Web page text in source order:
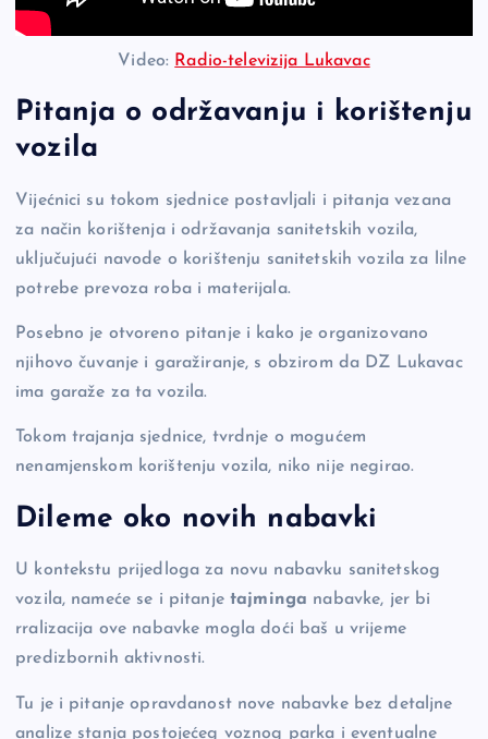
Video: Radio-televizija Lukavac
Pitanja o održavanju i korištenju
vozila
Vijećnici su tokom sjednice postavljali i pitanja vezana
za način korištenja i održavanja sanitetskih vozila,
uključujući navode o korištenju sanitetskih vozila za lilne
potrebe prevoza roba i materijala.
Posebno je otvoreno pitanje i kako je organizovano
njihovo čuvanje i garažiranje, s obzirom da DZ Lukavac
ima garaže za ta vozila.
Tokom trajanja sjednice, tvrdnje o mogućem
nenamjenskom korištenju vozila, niko nije negirao.
Dileme oko novih nabavki
U kontekstu prijedloga za novu nabavku sanitetskog
vozila, nameće se i pitanjetajminga nabavke, jer bi
rralizacija ove nabavke mogla doći baš u vrijeme
predizbornih aktivnosti.
Tu je i pitanje opravdanost nove nabavke bez detaljne
analize stanja postojećeg voznog parka i eventualne